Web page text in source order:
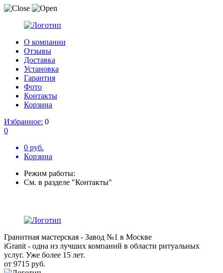
О компании
Отзывы
Доставка
Установка
Гарантия
Фото
Контакты
Корзина
Избранное: 0
0
0 руб.
Корзина
Режим работы:
См. в разделе "Контакты"
Гранитная мастерская - Завод №1 в Москве
iGranit - одна из лучших компаний в области ритуальных
услуг. Уже более 15 лет.
от 9715 руб.